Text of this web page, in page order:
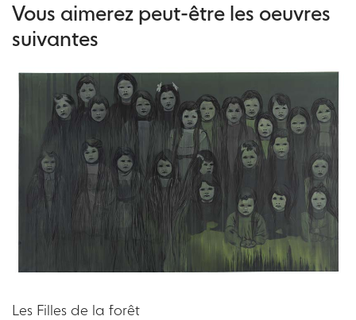
Vous aimerez peut-être les oeuvres
suivantes
Les Filles de la forêt